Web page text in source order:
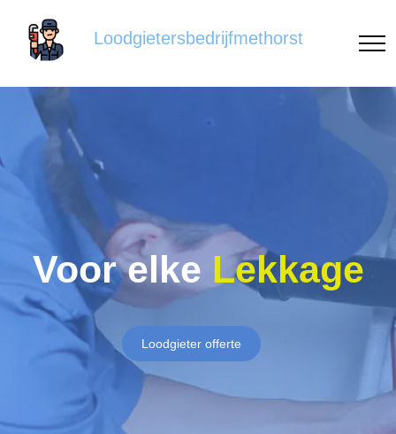
Loodgietersbedrijfmethorst
Voor elke Lekkage
Loodgieter offerte